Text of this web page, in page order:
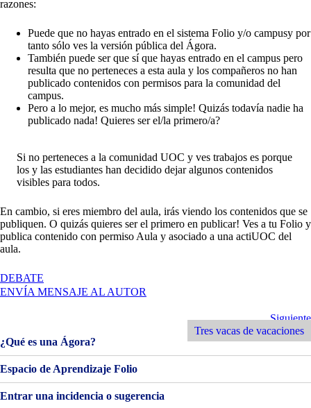
razones:
Puede que no hayas entrado en el sistema Folio y/o campusy por
tanto sólo ves la versión pública del Ágora.
También puede ser que sí que hayas entrado en el campus pero
resulta que no perteneces a esta aula y los compañeros no han
publicado contenidos con permisos para la comunidad del
campus.
Pero a lo mejor, es mucho más simple! Quizás todavía nadie ha
publicado nada! Quieres ser el/la primero/a?
Si no perteneces a la comunidad UOC y ves trabajos es porque
los y las estudiantes han decidido dejar algunos contenidos
visibles para todos.
En cambio, si eres miembro del aula, irás viendo los contenidos que se
publiquen. O quizás quieres ser el primero en publicar! Ves a tu Folio y
publica contenido con permiso Aula y asociado a una actiUOC del
aula.
DEBATE
BIENVENIDOS
ENVÍA MENSAJE AL AUTOR
de
entradas
Siguiente
Entrada
Siguiente
Tres vacas de vacaciones
¿Qué es una Ágora?
Espacio de Aprendizaje Folio
Entrar una incidencia o sugerencia